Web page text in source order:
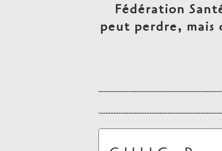
Fédération
peut perdre,